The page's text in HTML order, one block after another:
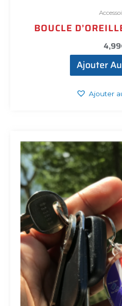
BOUCLE
4,99
Ajouter
Ajouter